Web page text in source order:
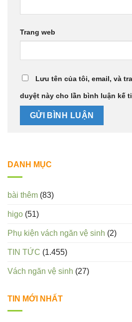
Trang web
Lưu tên của tôi, email, và
duyệt này cho lần bình luận kế
DANH MỤC
bài thêm (83)
higo (51)
Phụ kiện vách ngăn vệ sinh (2)
TIN TỨC (1.455)
Vách ngăn vệ sinh (27)
TIN MỚI NHẤT